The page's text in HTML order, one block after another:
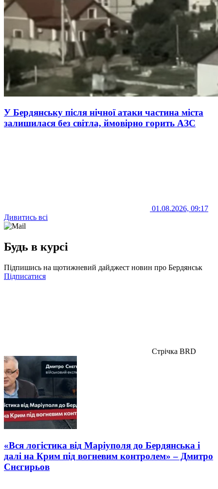
У Бердянську після нічної атаки частина міста
залишилася без світла, ймовірно горить АЗС
01.08.2026, 09:17
Дивитись всі
Будь в курсі
Підпишись на щотижневий дайджест новин про Бердянськ
Підписатися
Стрічка BRD
«Вся логістика від Маріуполя до Бердянська і
далі на Крим під вогневим контролем» – Дмитро
Снєгирьов